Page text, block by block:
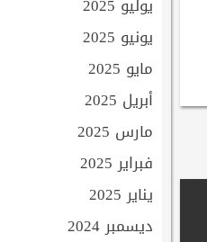
يونيو 2025
مايو 2025
أبريل 2025
مارس 2025
فبراير 2025
يناير 2025
ديسمبر 2024